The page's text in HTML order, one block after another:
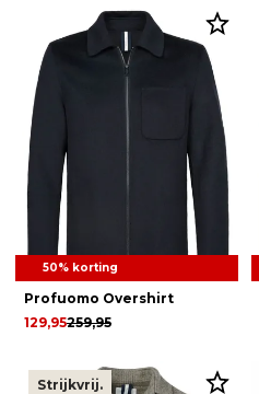
50% korting
Profuomo Overshirt
259,95
129,95
Strijkvrij.